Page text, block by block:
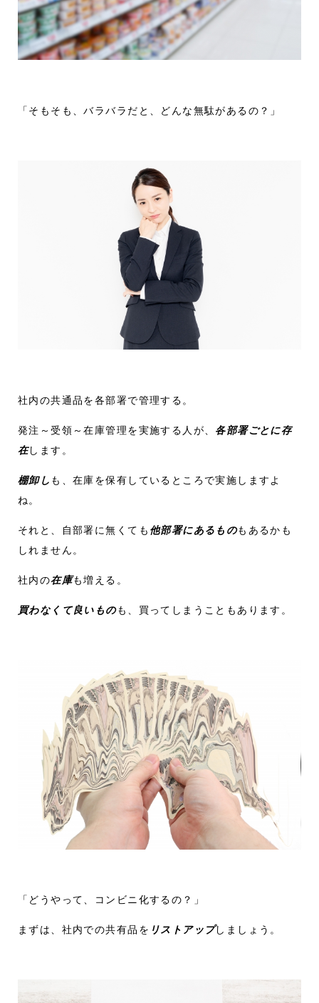
「そもそも、バラバラだと、どんな無駄があるの？」
社内の共通品を各部署で管理する。
発注～受領～在庫管理を実施する人が、 各部署ごとに存
在します。
棚卸し も、在庫を保有しているところで実施しますよ
ね。
それと、自部署に無くても 他部署にあるものもあるかも
しれません。
社内の在庫も増える。
買わなくて良いものも、買ってしまうこともあります。
「どうやって、コンビニ化するの？」
まずは、社内での共有品を リストアップしましょう。